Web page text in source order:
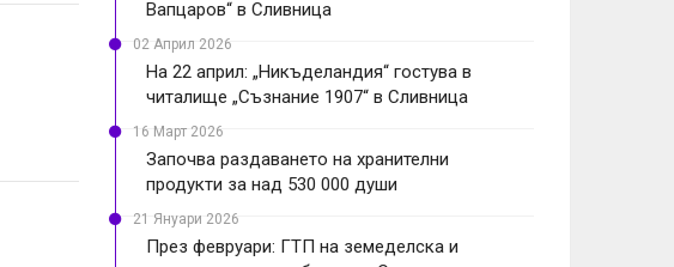
Вапцаров“ в Сливница
02 Април 2026
На 22 април: „Никъделандия“ гостува в
читалище „Съзнание 1907“ в Сливница
16 Март 2026
Започва раздаването на хранителни
продукти за над 530 000 души
21 Януари 2026
През февруари: ГТП на земеделска и